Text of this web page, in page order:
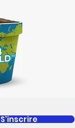
S'inscrire